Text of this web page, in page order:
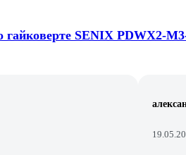
гайковерте SENIX PDWX2-